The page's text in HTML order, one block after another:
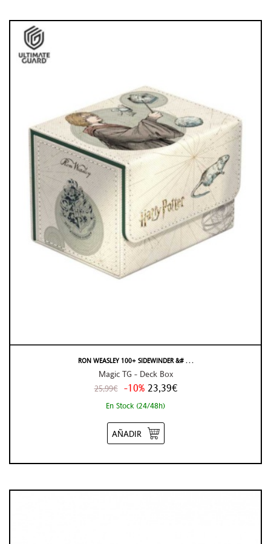
RON WEASLEY 100+ SIDEWINDER &# . . .
Magic TG - Deck Box
25,99€ -10% 23,39€
En Stock (24/48h)
AÑADIR